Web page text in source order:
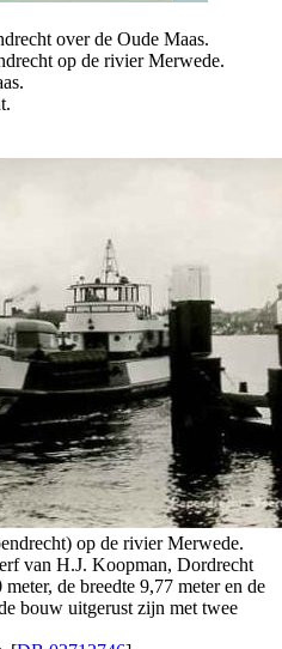
over de Oude Maas.
op de rivier Merwede.
op de rivier Merwede.
van H.J. Koopman, Dordrecht
de breedte 9,77 meter en de
bouw uitgerust zijn met twee